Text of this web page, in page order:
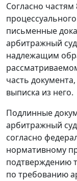
Согласно частям
письменные
арбитражный
надлежащим
часть
выписка из него.
Подлинные
арбитражный суд
согласно
нормативному
подтверждению
по требованию